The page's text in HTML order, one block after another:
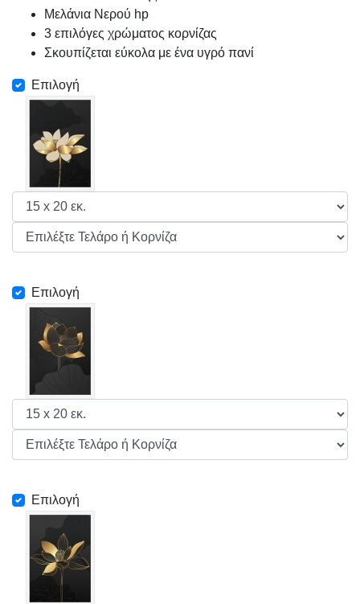
Μελάνια Νερού hp
3 επιλόγες χρώματος κορνίζας
Σκουπίζεται εύκολα με ένα υγρό πανί
Επιλογή
Επιλογή
Επιλογή